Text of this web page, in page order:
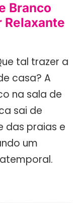
Branco
Relaxante
tal trazer a
casa? A
na sala de
sai de
das praias e
um